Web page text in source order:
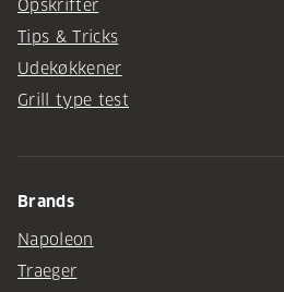
Opskrifter
Tips & Tricks
Udekøkkener
Grill type test
Brands
Napoleon
Traeger